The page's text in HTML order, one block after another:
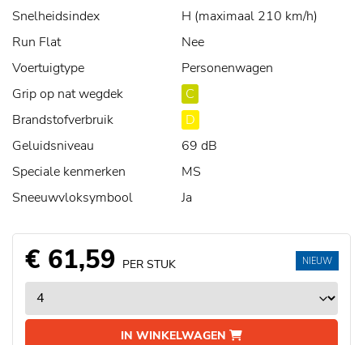
Snelheidsindex
H (maximaal 210 km/h)
Run Flat
Nee
Voertuigtype
Personenwagen
Grip op nat wegdek
C
Brandstofverbruik
D
Geluidsniveau
69 dB
Speciale kenmerken
MS
Sneeuwvloksymbool
Ja
€ 61,59 PER STUK
IN WINKELWAGEN
NIEUW